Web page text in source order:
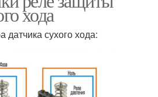
хода
сухого хода: